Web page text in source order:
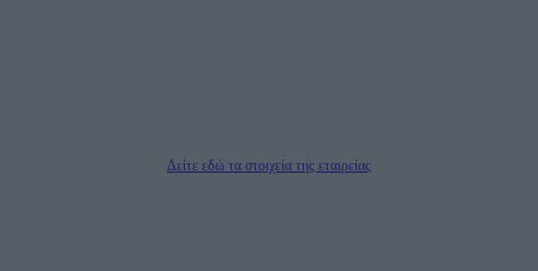
Δείτε εδώ τα στοιχεία της εταιρείας